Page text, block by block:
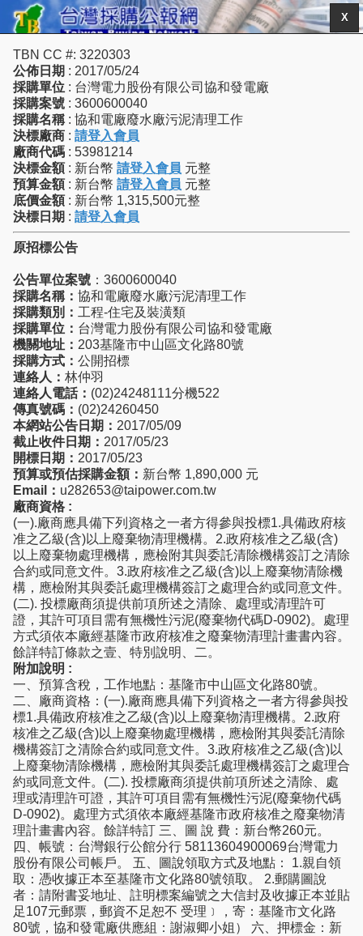
X
TBN CC #: 3220303
公佈日期 : 2017/05/24
採購單位 : 台灣電力股份有限公司協和發電廠
採購案號 : 3600600040
採購名稱 : 協和電廠廢水廠污泥清理工作
決標廠商 : 請登入會員
廠商代碼 : 53981214
決標金額 : 新台幣 請登入會員 元整
預算金額 : 新台幣 請登入會員 元整
底價金額 : 新台幣 1,315,500元整
決標日期 : 請登入會員
原招標公告
公告單位案號 ：3600600040
採購名稱： 協和電廠廢水廠污泥清理工作
採購類別： 工程-住宅及裝潢類
採購單位： 台灣電力股份有限公司協和發電廠
機關地址： 203基隆市中山區文化路80號
採購方式： 公開招標
連絡人： 林仲羽
連絡人電話： (02)24248111分機522
傳真號碼： (02)24260450
本網站公告日期： 2017/05/09
截止收件日期： 2017/05/23
開標日期： 2017/05/23
預算或預估採購金額： 新台幣 1,890,000 元
Email： u282653@taipower.com.tw
廠商資格 :
(一).廠商應具備下列資格之一者方得參與投標1.具備政府核
准之乙級(含)以上廢棄物清理機構。2.政府核准之乙級(含)
以上廢棄物處理機構，應檢附其與委託清除機構簽訂之清除
合約或同意文件。3.政府核准之乙級(含)以上廢棄物清除機
構，應檢附其與委託處理機構簽訂之處理合約或同意文件。
(二). 投標廠商須提供前項所述之清除、處理或清理許可
證，其許可項目需有無機性污泥(廢棄物代碼D-0902)。處理
方式須依本廠經基隆市政府核准之廢棄物清理計畫書內容。
餘詳特訂條款之壹、特別說明、二。
附加說明 :
一、預算含稅，工作地點：基隆市中山區文化路80號。
二、廠商資格：(一).廠商應具備下列資格之一者方得參與投
標1.具備政府核准之乙級(含)以上廢棄物清理機構。2.政府
核准之乙級(含)以上廢棄物處理機構，應檢附其與委託清除
機構簽訂之清除合約或同意文件。3.政府核准之乙級(含)以
上廢棄物清除機構，應檢附其與委託處理機構簽訂之處理合
約或同意文件。(二). 投標廠商須提供前項所述之清除、處
理或清理許可證，其許可項目需有無機性污泥(廢棄物代碼
D-0902)。處理方式須依本廠經基隆市政府核准之廢棄物清
理計畫書內容。餘詳特訂 三、圖 說 費：新台幣260元。
四、帳號：台灣銀行公館分行 58113604900069台灣電力
股份有限公司帳戶。 五、圖說領取方式及地點： 1.親自領
取：憑收據正本至基隆市文化路80號領取。 2.郵購圖說
者：請附書妥地址、註明標案編號之大信封及收據正本並貼
足107元郵票，郵資不足恕不 受理﹞，寄：基隆市文化路
80號，協和發電廠供應組：謝淑卿小姐） 六、押標金：新